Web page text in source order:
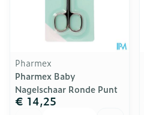
Pharmex
Pharmex Baby
Nagelschaar Ronde Punt
€ 14,25